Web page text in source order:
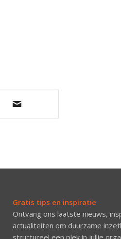
Gratis tips en inspiratie
Ontvang ons laatste nieuws,
actualiteiten om duurzame